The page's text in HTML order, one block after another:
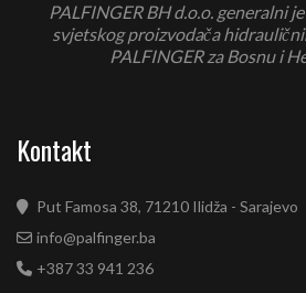
PALFINGER BH d.o.o. generalni
svjetskog proizvodača
PALFINGER za Bosnu i
Kontakt
Put Famosa 38, 71210 Ilidža - Sarajevo
info@palfinger.ba
+387 33 941 236